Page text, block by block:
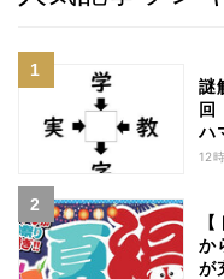
謎
回
ハ
12
か
が